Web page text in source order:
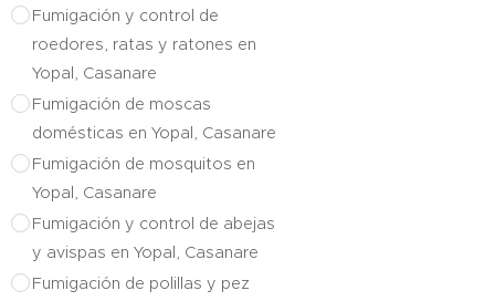
Fumigación y control de
roedores, ratas y ratones en
Yopal, Casanare
Fumigación de moscas
domésticas en Yopal, Casanare
Fumigación de mosquitos en
Yopal, Casanare
Fumigación y control de abejas
y avispas en Yopal, Casanare
Fumigación de polillas y pez